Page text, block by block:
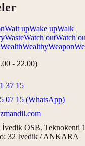
Wait upWake upWalk
WasteWatch outWatch
WealthWealthyWeapon
- 22.00)
37 15
07 15 (WhatsApp)
İvedik OSB. Teknokenti
32 İvedik / ANKARA